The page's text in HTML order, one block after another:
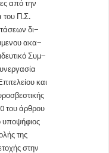
από την
του Π.Σ.
δι−
ακα−
Συμ−
και
του άρθρου
υποψήφιος
της
στην